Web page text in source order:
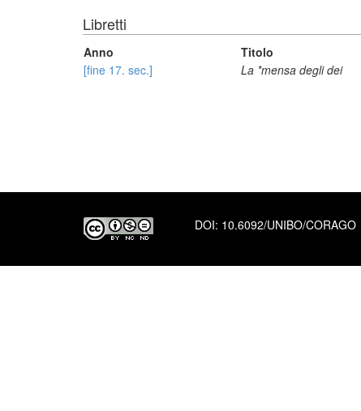
Libretti
Anno Titolo
[fine 17. sec.]
La *mensa degli dei
DOI: 10.6092/UNIBO/CORAGO